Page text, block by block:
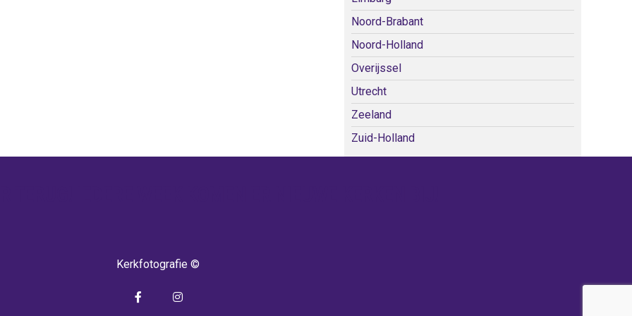
Noord-Brabant
Noord-Holland
Overijssel
Utrecht
Zeeland
Zuid-Holland
Kerkfotografie ©